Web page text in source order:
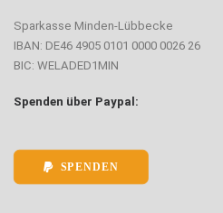
Sparkasse Minden-Lübbecke
IBAN: DE46 4905 0101 0000 0026 26
BIC: WELADED1MIN
Spenden über Paypal:
SPENDEN